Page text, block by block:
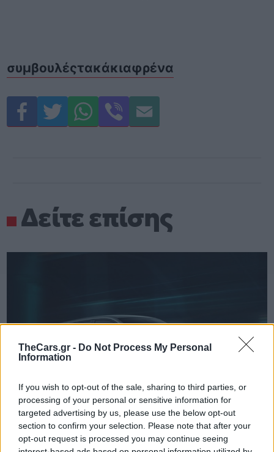
TheCars.gr - Do Not Process My Personal
Information
If you wish to opt-out of the sale, sharing to third parties, or
processing of your personal or sensitive information for
targeted advertising by us, please use the below opt-out
section to confirm your selection. Please note that after your
opt-out request is processed you may continue seeing
συμβουλέςτακάκιαφρένα
Δείτε επίσης